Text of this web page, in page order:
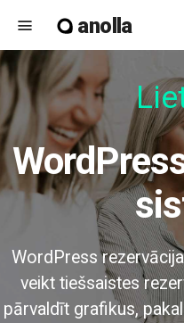
menu anolla
WordPress rezervācijas
WordPress
veikt tiešsaistes
pārvaldīt grafikus,